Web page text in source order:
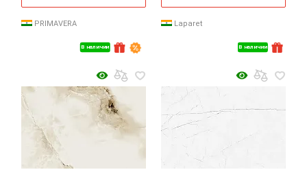
В наличии
PRIMAVERA
В наличии
Laparet